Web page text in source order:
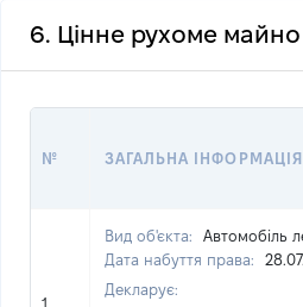
6. Цінне рухоме
№ ЗАГАЛЬНА ІНФОРМАЦІЯ
1
Вид об'єкта:
Автомобіль
Дата набуття права:
Декларує: